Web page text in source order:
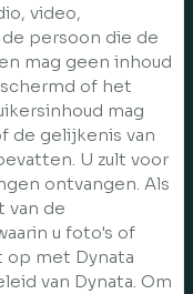
video,
persoon die de
mag geen inhoud
of het
mag
de gelijkenis van
U zult voor
ontvangen. Als
van de
u foto's of
op met Dynata
van Dynata. Om